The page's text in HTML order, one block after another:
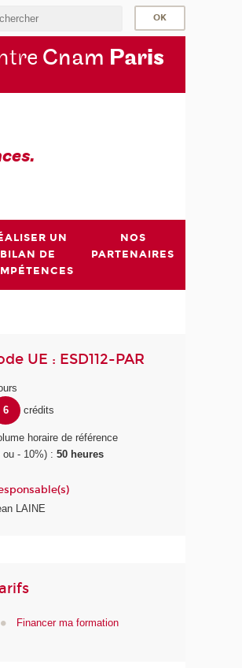
Cnam Paris
UN
BILAN DE
NOS
PARTENAIRES
UE : ESD112-PAR
6
crédits
horaire de référence
ou - 10%) :50 heures
LAINE
Financer ma formation